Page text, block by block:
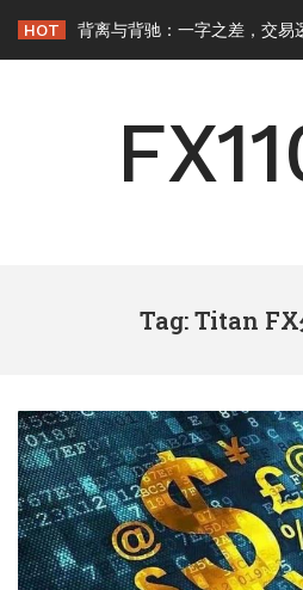
content
HOT 背离与背驰：一字之差，交易
Tag: Titan FX